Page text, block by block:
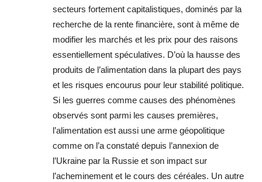
secteurs fortement capitalistiques, dominés par la
recherche de la rente financière, sont à même de
modifier les marchés et les prix pour des raisons
essentiellement spéculatives. D’où la hausse des
produits de l’alimentation dans la plupart des pays
et les risques encourus pour leur stabilité politique.
Si les guerres comme causes des phénomènes
observés sont parmi les causes premières,
l’alimentation est aussi une arme géopolitique
comme on l’a constaté depuis l’annexion de
l’Ukraine par la Russie et son impact sur
l’acheminement et le cours des céréales. Un autre